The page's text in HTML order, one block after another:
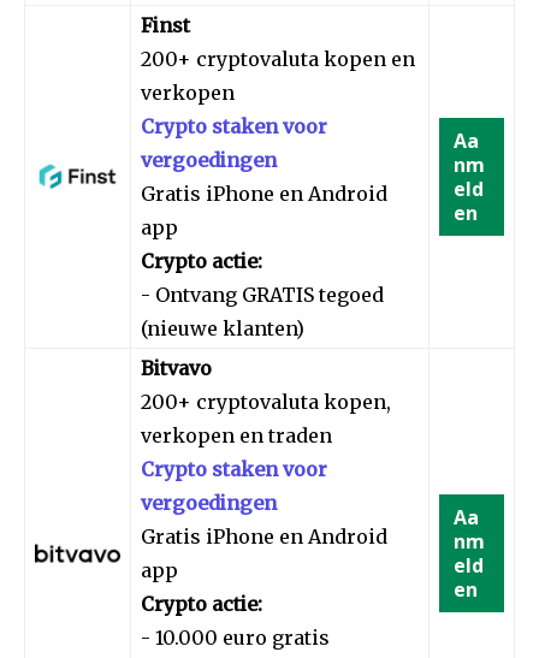
Finst
200+ cryptovaluta kopen en
verkopen
Crypto staken voor
vergoedingen
Gratis iPhone en Android
app
Crypto actie:
- Ontvang GRATIS tegoed
(nieuwe klanten)
Aa
nm
eld
en
Bitvavo
200+ cryptovaluta kopen,
verkopen en traden
Crypto staken voor
vergoedingen
Gratis iPhone en Android
app
Crypto actie:
- 10.000 euro gratis
Aa
nm
eld
en